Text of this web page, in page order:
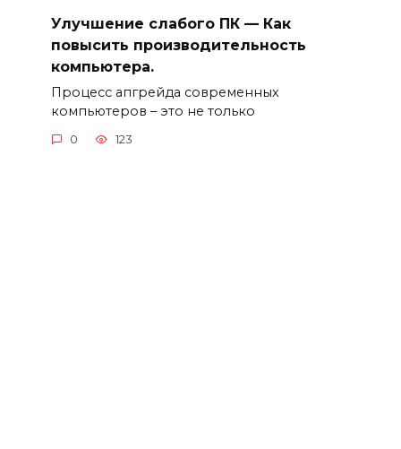
Улучшение слабого ПК — Как
повысить производительность
компьютера.
Процесс апгрейда современных
компьютеров – это не только
0 123